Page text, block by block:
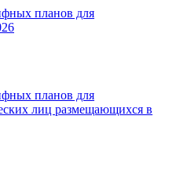
планов для
планов для
лиц размещающихся в